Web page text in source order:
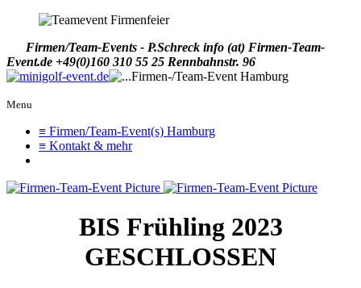
Firmen/Team-Events - P.Schreck info (at) Firmen-Team-
Event.de +49(0)160 310 55 25 Rennbahnstr. 96
Menu
≡ Firmen/Team-Event(s) Hamburg
≡ Kontakt & mehr
BIS Frühling 2023
GESCHLOSSEN